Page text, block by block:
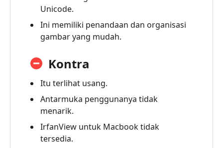
Unicode.
Ini memiliki penandaan dan organisasi
gambar yang mudah.
Kontra
Itu terlihat usang.
Antarmuka penggunanya tidak
menarik.
IrfanView untuk Macbook tidak
tersedia.